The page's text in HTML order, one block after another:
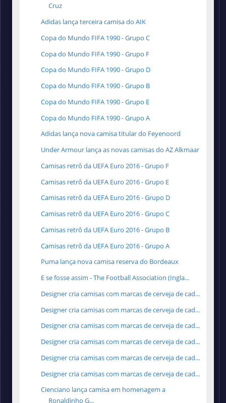
Cruz
Adidas lança terceira camisa do AIK
Copa do Mundo FIFA 1990 - Grupo C
Copa do Mundo FIFA 1990 - Grupo F
Copa do Mundo FIFA 1990 - Grupo D
Copa do Mundo FIFA 1990 - Grupo B
Copa do Mundo FIFA 1990 - Grupo E
Copa do Mundo FIFA 1990 - Grupo A
Adidas lança nova camisa titular do Feyenoord
Under Armour lança as novas camisas do AZ Alkmaar
Camisas retrô da UEFA Euro 2016 - Grupo F
Camisas retrô da UEFA Euro 2016 - Grupo E
Camisas retrô da UEFA Euro 2016 - Grupo D
Camisas retrô da UEFA Euro 2016 - Grupo C
Camisas retrô da UEFA Euro 2016 - Grupo B
Camisas retrô da UEFA Euro 2016 - Grupo A
Puma lança nova camisa reserva do Bordeaux
E se fosse assim - The Football Association (Ingla...
Designer cria camisas com marcas de cerveja de cad...
Designer cria camisas com marcas de cerveja de cad...
Designer cria camisas com marcas de cerveja de cad...
Designer cria camisas com marcas de cerveja de cad...
Designer cria camisas com marcas de cerveja de cad...
Designer cria camisas com marcas de cerveja de cad...
Cienciano lança camisa em homenagem a
Ronaldinho G...